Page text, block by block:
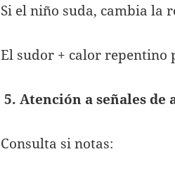
Si el niño suda, cambia la
El sudor + calor repentino
5. Atención a señales de
Consulta si notas: